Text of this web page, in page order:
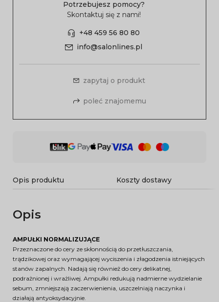
Potrzebujesz pomocy?
Skontaktuj się z nami!
+48 459 56 80 80
info@salonlines.pl
zapytaj o produkt
poleć znajomemu
Opis produktu Koszty dostawy
Opis
AMPUŁKI NORMALIZUJĄCE
Przeznaczone do cery ze skłonnością do przetłuszczania,
trądzikowej oraz wymagającej wyciszenia i złagodzenia istniejących
stanów zapalnych. Nadają się również do cery delikatnej,
podrażnionej i wrażliwej. Ampułki redukują nadmierne wydzielanie
sebum, zmniejszają zaczerwienienia, uszczelniają naczynka i
działają antyoksydacyjnie.